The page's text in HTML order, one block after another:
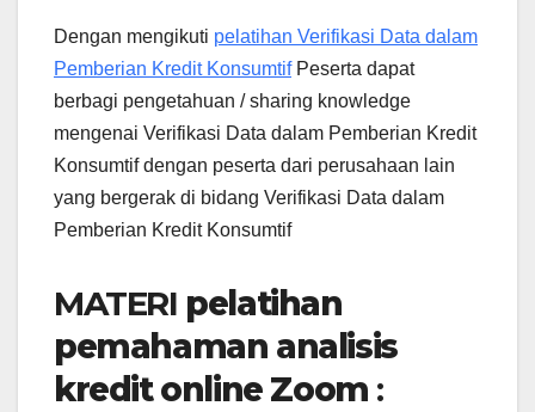
Dengan mengikuti pelatihan Verifikasi Data dalam
Pemberian Kredit KonsumtifPeserta dapat
berbagi pengetahuan / sharing knowledge
mengenai Verifikasi Data dalam Pemberian Kredit
Konsumtif dengan peserta dari perusahaan lain
yang bergerak di bidang Verifikasi Data dalam
Pemberian Kredit Konsumtif
MATERI pelatihan
pemahaman analisis
kredit online Zoom :